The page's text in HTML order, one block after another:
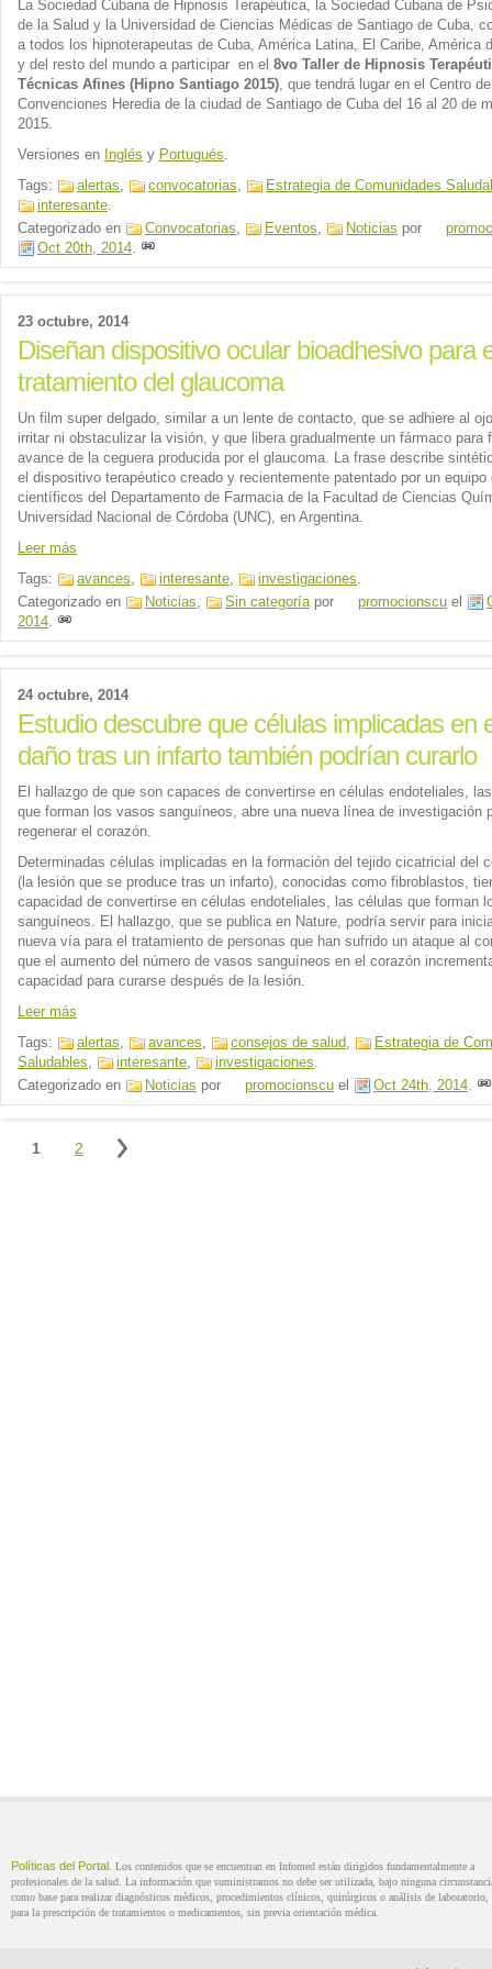
La Sociedad Cubana de Hipnosis Terapéutica, la Sociedad Cubana de
de la Salud y la Universidad de Ciencias Médicas de Santiago de Cuba,
a todos los hipnoterapeutas de Cuba, América Latina, El Caribe, América
y del resto del mundo a participar en el 8vo Taller de Hipnosis
Técnicas Afines (Hipno Santiago 2015), que tendrá lugar en el Centro de
Convenciones Heredia de la ciudad de Santiago de Cuba del 16 al 20 de
2015.
Versiones en Inglés y Portugués.
Tags:
alertas, convocatorias,
Estrategia de Comunidades
interesante.
Categorizado en
Convocatorias, Eventos, Noticias por
Oct 20th, 2014.
23 octubre, 2014
Diseñan dispositivo ocular bioadhesivo para
tratamiento del glaucoma
Un film super delgado, similar a un lente de contacto, que se adhiere al
irritar ni obstaculizar la visión, y que libera gradualmente un fármaco para
avance de la ceguera producida por el glaucoma. La frase describe
el dispositivo terapéutico creado y recientemente patentado por un equipo
científicos del Departamento de Farmacia de la Facultad de Ciencias
Universidad Nacional de Córdoba (UNC), en Argentina.
Leer más
Tags:
avances, interesante, investigaciones.
Categorizado en
Noticias, Sin categoríapor promocionscu el
2014.
24 octubre, 2014
Estudio descubre que células implicadas en
daño tras un infarto también podrían curarlo
El hallazgo de que son capaces de convertirse en células endoteliales,
que forman los vasos sanguíneos, abre una nueva línea de investigación
regenerar el corazón.
Determinadas células implicadas en la formación del tejido cicatricial del
(la lesión que se produce tras un infarto), conocidas como fibroblastos,
capacidad de convertirse en células endoteliales, las células que forman
sanguíneos. El hallazgo, que se publica en Nature, podría servir para
nueva vía para el tratamiento de personas que han sufrido un ataque al
que el aumento del número de vasos sanguíneos en el corazón
capacidad para curarse después de la lesión.
Leer más
Tags:
alertas, avances, consejos de salud,
Estrategia de
Saludables, interesante, investigaciones.
Categorizado en
Noticias por promocionscu el Oct 24th, 2014.
Políticas del Portal . Los contenidos que se encuentran en Infomed están dirigidos fundamentalmente a
profesionales de la salud. La información que suministramos no debe ser utilizada, bajo ninguna
como base para realizar diagnósticos médicos, procedimientos clínicos, quirúrgicos o análisis de laboratorio,
para la prescripción de tratamientos o medicamentos, sin previa orientación médica.